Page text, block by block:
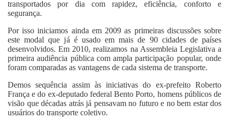
transportados por dia com rapidez, eficiência, conforto e
segurança.
Por isso iniciamos ainda em 2009 as primeiras discussões sobre
este modal que já é usado em mais de 90 cidades de países
desenvolvidos. Em 2010, realizamos na Assembleia Legislativa a
primeira audiência pública com ampla participação popular, onde
foram comparadas as vantagens de cada sistema de transporte.
Demos sequência assim às iniciativas do ex-prefeito Roberto
França e do ex-deputado federal Bento Porto, homens públicos de
visão que décadas atrás já pensavam no futuro e no bem estar dos
usuários do transporte coletivo.